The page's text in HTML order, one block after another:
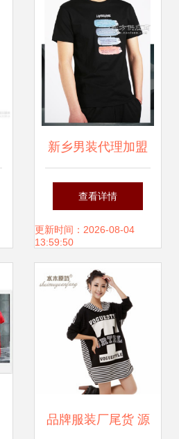
新乡男装代理加盟
指南 河南地区如何
选择有保障的男装
招商公司
查看详情
更新时间：2026-08-04
13:59:50
品牌服装厂尾货 源